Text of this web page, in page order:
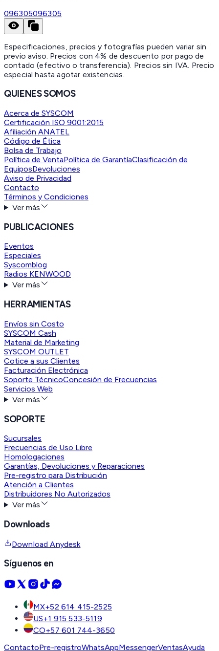
096305096305
Especificaciones, precios y fotografías pueden variar sin
previo aviso. Precios con 4% de descuento por pago de
contado (efectivo o transferencia). Precios sin IVA. Precio
especial hasta agotar existencias.
QUIENES SOMOS
Acerca de SYSCOM
Certificación ISO 9001:2015
Afiliación ANATEL
Código de Ética
Bolsa de Trabajo
Política de VentaPolítica de GarantíaClasificación de
EquiposDevoluciones
Aviso de Privacidad
Contacto
Términos y Condiciones
Ver más
PUBLICACIONES
Eventos
Especiales
Syscomblog
Radios KENWOOD
Ver más
HERRAMIENTAS
Envíos sin Costo
SYSCOM Cash
Material de Marketing
SYSCOM OUTLET
Cotice a sus Clientes
Facturación Electrónica
Soporte TécnicoConcesión de Frecuencias
Servicios Web
Ver más
SOPORTE
Sucursales
Frecuencias de Uso Libre
Homologaciones
Garantías, Devoluciones y Reparaciones
Pre-registro para Distribución
Atención a Clientes
Distribuidores No Autorizados
Ver más
Downloads
Download Anydesk
Síguenos en
MX+52 614 415-2525
US+1 915 533-5119
CO+57 601 744-3650
ContactoPre-registroWhatsAppMessengerVentasAyuda